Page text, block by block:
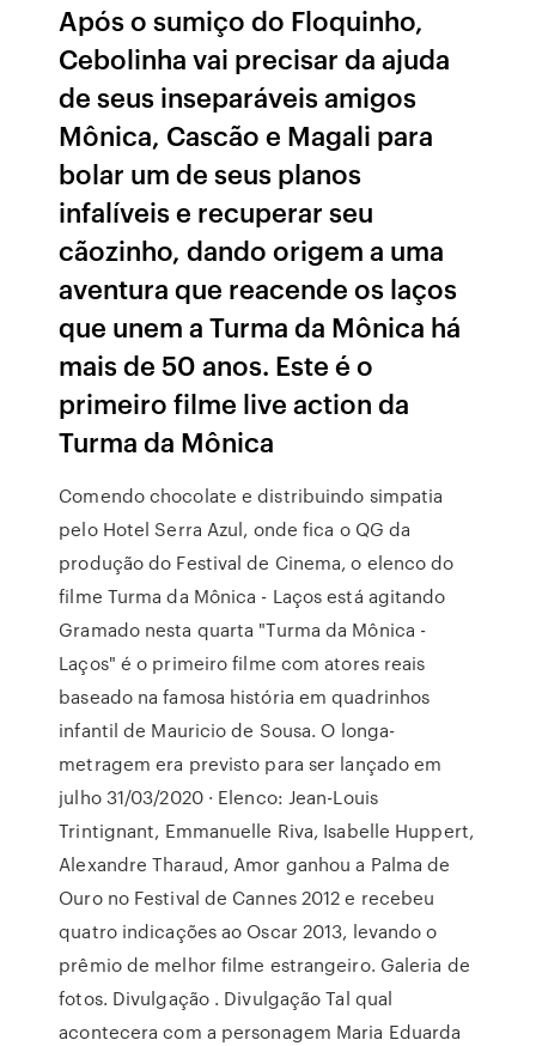
Após o sumiço do Floquinho,
Cebolinha vai precisar da ajuda
de seus inseparáveis amigos
Mônica, Cascão e Magali para
bolar um de seus planos
infalíveis e recuperar seu
cãozinho, dando origem a uma
aventura que reacende os laços
que unem a Turma da Mônica há
mais de 50 anos. Este é o
primeiro filme live action da
Turma da Mônica
Comendo chocolate e distribuindo simpatia
pelo Hotel Serra Azul, onde fica o QG da
produção do Festival de Cinema, o elenco do
filme Turma da Mônica - Laços está agitando
Gramado nesta quarta "Turma da Mônica -
Laços" é o primeiro filme com atores reais
baseado na famosa história em quadrinhos
infantil de Mauricio de Sousa. O longa-
metragem era previsto para ser lançado em
julho 31/03/2020 · Elenco: Jean-Louis
Trintignant, Emmanuelle Riva, Isabelle Huppert,
Alexandre Tharaud, Amor ganhou a Palma de
Ouro no Festival de Cannes 2012 e recebeu
quatro indicações ao Oscar 2013, levando o
prêmio de melhor filme estrangeiro. Galeria de
fotos. Divulgação . Divulgação Tal qual
acontecera com a personagem Maria Eduarda